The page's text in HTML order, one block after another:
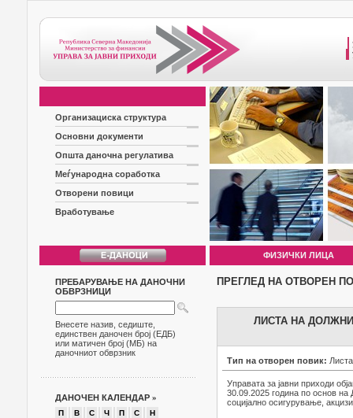
Организациска структура
Основни документи
Општа даночна регулатива
Меѓународна соработка
Отворени повици
Вработување
ФИЗИЧКИ ЛИЦА
ПРЕБАРУВАЊЕ НА ДАНОЧНИ
ОБВРЗНИЦИ
Внесете назив, седиште,
единствен даночен број (ЕДБ)
или матичен број (МБ) на
даночниот обврзник
ДАНОЧЕН КАЛЕНДАР »
П В С Ч П С
Н
ПРЕГЛЕД НА ОТВОРЕН
ЛИСТА НА
Тип на отворен повик:
Управата за јавни приходи
30.09.2025 година по основ
социјално осигурување,